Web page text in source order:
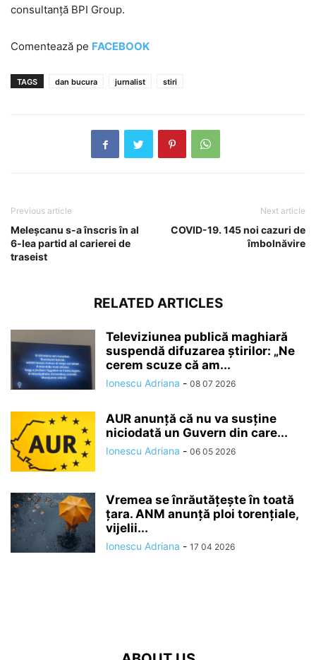
consultanţă BPI Group.
Comentează pe FACEBOOK
TAGS dan bucura jurnalist stiri
Previous article
Meleșcanu s-a înscris în al
6-lea partid al carierei de
traseist
Next article
COVID-19. 145 noi cazuri de
îmbolnăvire
RELATED ARTICLES
Televiziunea publică maghiară
suspendă difuzarea ştirilor: „Ne
cerem scuze că am...
Ionescu Adriana - 08 07 2026
AUR anunță că nu va susține
niciodată un Guvern din care...
Ionescu Adriana - 06 05 2026
Vremea se înrăutăţeşte în toată
ţara. ANM anunță ploi torențiale,
vijelii...
Ionescu Adriana - 17 04 2026